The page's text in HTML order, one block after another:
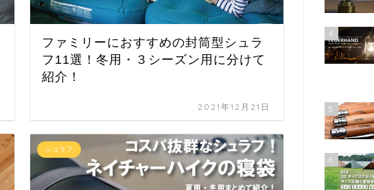
ファミリーにおすすめの封筒型シュラ
フ11選！冬用・３シーズン用に分けて
紹介！
2021年12月21日
シュラフ
4
5
6